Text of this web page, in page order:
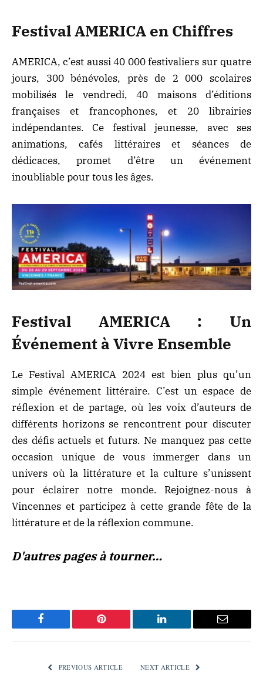
Festival AMERICA en Chiffres
AMERICA, c’est aussi 40 000 festivaliers sur quatre
jours, 300 bénévoles, près de 2 000 scolaires
mobilisés le vendredi, 40 maisons d’éditions
françaises et francophones, et 20 librairies
indépendantes. Ce festival jeunesse, avec ses
animations, cafés littéraires et séances de
dédicaces, promet d’être un événement
inoubliable pour tous les âges.
Festival AMERICA : Un
Événement à Vivre Ensemble
Le Festival AMERICA 2024 est bien plus qu’un
simple événement littéraire. C’est un espace de
réflexion et de partage, où les voix d’auteurs de
différents horizons se rencontrent pour discuter
des défis actuels et futurs. Ne manquez pas cette
occasion unique de vous immerger dans un
univers où la littérature et la culture s’unissent
pour éclairer notre monde. Rejoignez-nous à
Vincennes et participez à cette grande fête de la
littérature et de la réflexion commune.
D'autres pages à tourner…
Facebook Pinterest LinkedIn Email
PREVIOUS ARTICLE NEXT ARTICLE